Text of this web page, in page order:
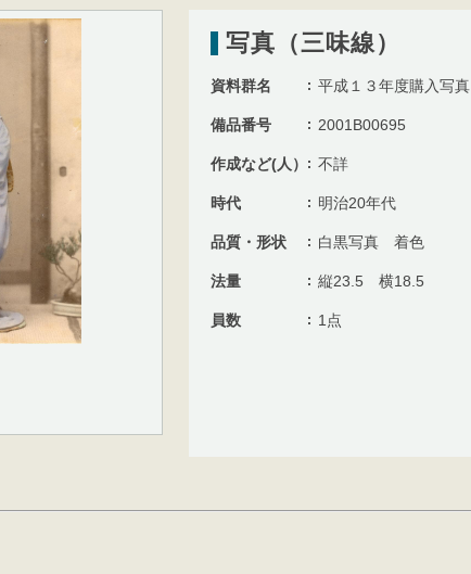
写真（三味線）
資料群名 平成１３年度購入写真
備品番号 2001B00695
作成など(人） 不詳
時代 明治20年代
品質・形状 白黒写真 着色
法量 縦23.5 横18.5
員数 1点